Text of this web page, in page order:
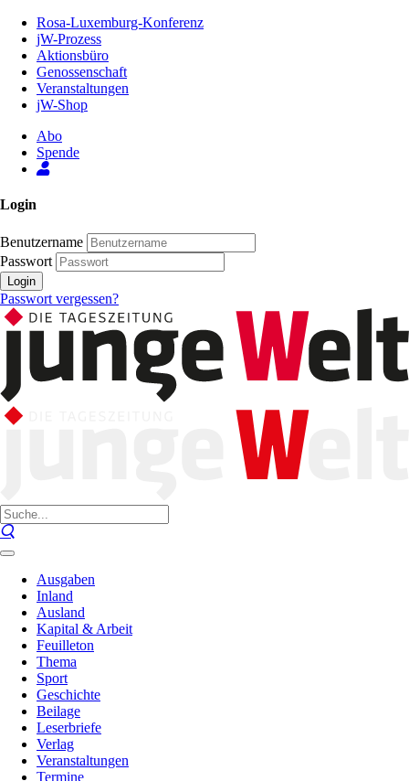
Inhalt
Seite
Rosa-Luxemburg-Konferenz
jW-Prozess
Aktionsbüro
Genossenschaft
Veranstaltungen
jW-Shop
Abo
Spende
Login
Benutzername
Passwort
Login
Passwort vergessen?
Ausgaben
Inland
Ausland
Kapital & Arbeit
Feuilleton
Thema
Sport
Geschichte
Beilage
Leserbriefe
Verlag
Veranstaltungen
Termine